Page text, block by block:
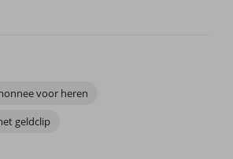
voor heren
geldclip